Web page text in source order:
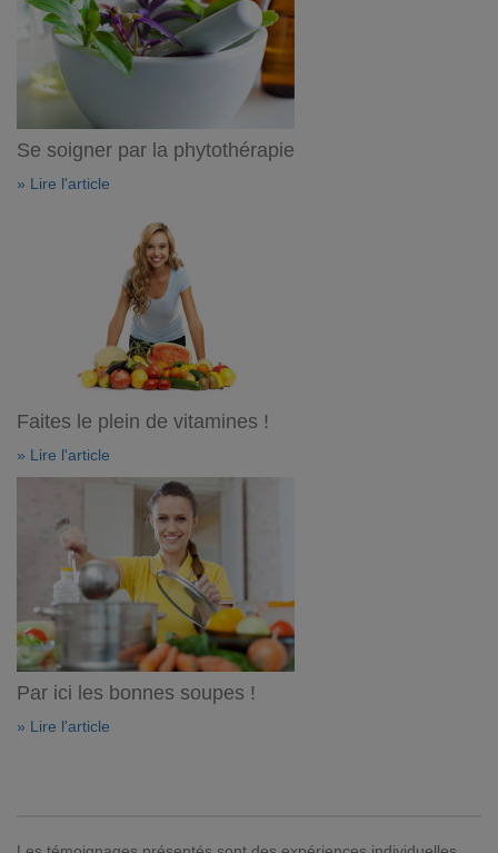
Se soigner par la phytothérapie
» Lire l'article
Faites le plein de vitamines !
» Lire l'article
Par ici les bonnes soupes !
» Lire l'article